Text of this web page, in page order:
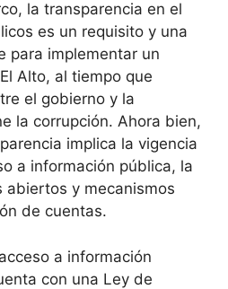
la transparencia en el
es un requisito y una
para implementar un
Alto, al tiempo que
el gobierno y la
la corrupción. Ahora bien,
implica la vigencia
a información pública, la
abiertos y mecanismos
de cuentas.
a información
con una Ley de